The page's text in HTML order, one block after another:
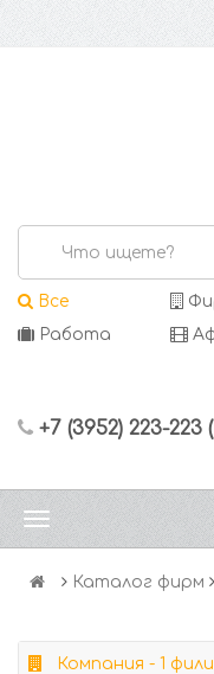
Все
Работа
+7 (3952) 223-
Каталог фирм
Компания - 1